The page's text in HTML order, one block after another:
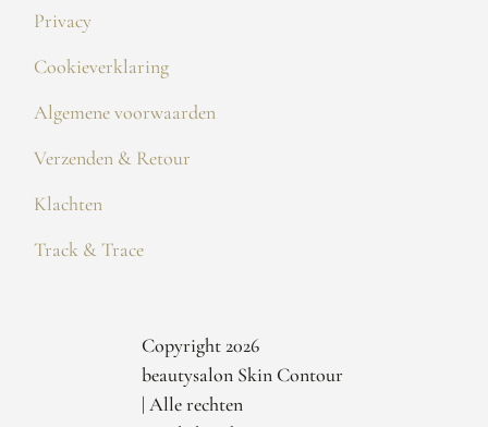
Privacy
Cookieverklaring
Algemene voorwaarden
Verzenden & Retour
Klachten
Track & Trace
Copyright 2026
beautysalon Skin Contour
| Alle rechten